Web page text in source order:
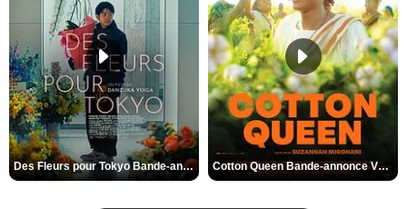
Des Fleurs pour Tokyo Bande-annonce VO STFR Cotton Queen Bande-annonce VO STFR